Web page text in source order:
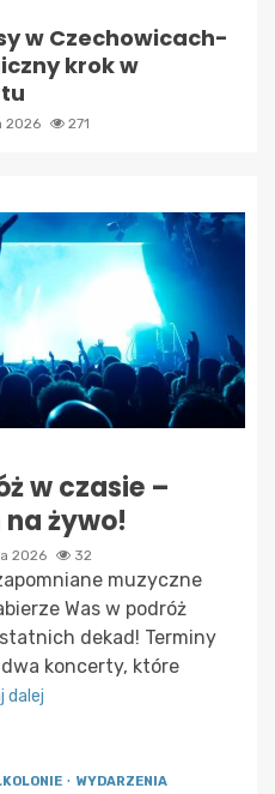
w Czechowicach-
krok w
2026 271
w czasie –
żywo!
2026 32
muzyczne
Was w podróż
dekad! Terminy
koncerty, które
dalej
WYDARZENIA